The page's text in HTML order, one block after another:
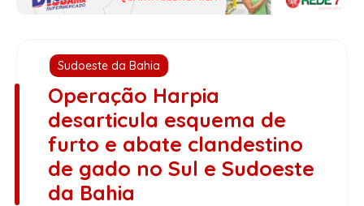
Sudoeste da Bahia
Operação Harpia
desarticula esquema de
furto e abate clandestino
de gado no Sul e Sudoeste
da Bahia